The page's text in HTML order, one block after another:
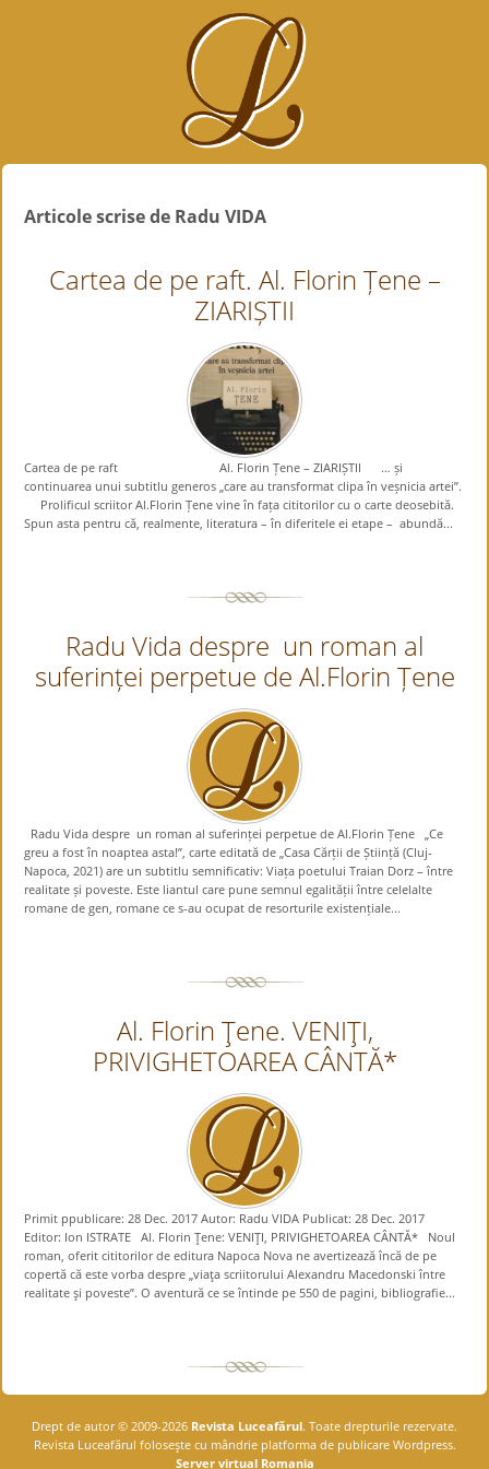
Articole scrise de Radu VIDA
Cartea de pe raft. Al. Florin Țene –
ZIARIȘTII
Cartea de pe raft Al. Florin Țene – ZIARIȘTII … și
continuarea unui subtitlu generos „care au transformat clipa în veșnicia artei”.
Prolificul scriitor Al.Florin Țene vine în fața cititorilor cu o carte deosebită.
Spun asta pentru că, realmente, literatura – în diferitele ei etape – abundă...
Radu Vida despre un roman al
suferinței perpetue de Al.Florin Țene
Radu Vida despre un roman al suferinței perpetue de Al.Florin Țene „Ce
greu a fost în noaptea asta!”, carte editată de „Casa Cărții de Știință (Cluj-
Napoca, 2021) are un subtitlu semnificativ: Viața poetului Traian Dorz – între
realitate și poveste. Este liantul care pune semnul egalității între celelalte
romane de gen, romane ce s-au ocupat de resorturile existențiale...
Al. Florin Ţene. VENIŢI,
PRIVIGHETOAREA CÂNTĂ*
Primit ppublicare: 28 Dec. 2017 Autor: Radu VIDA Publicat: 28 Dec. 2017
Editor: Ion ISTRATE Al. Florin Ţene: VENIŢI, PRIVIGHETOAREA CÂNTĂ* Noul
roman, oferit cititorilor de editura Napoca Nova ne avertizează încă de pe
copertă că este vorba despre „viaţa scriitorului Alexandru Macedonski între
realitate şi poveste”. O aventură ce se întinde pe 550 de pagini, bibliografie...
Drept de autor © 2009-2026 Revista Luceafărul. Toate drepturile rezervate.
Revista Luceafărul foloseşte cu mândrie platforma de publicare Wordpress.
Server virtual Romania